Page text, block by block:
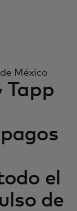
México
Tapp
el
de